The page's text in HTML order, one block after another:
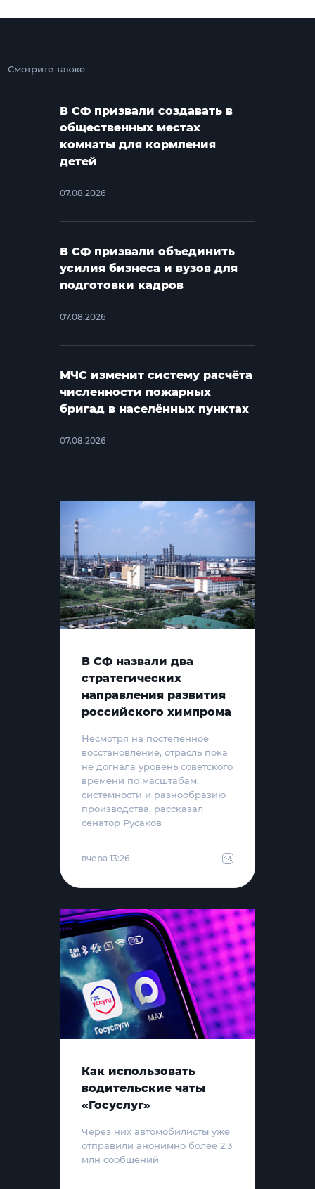
Смотрите также
В СФ призвали создавать в
общественных местах
комнаты для кормления
детей
07.08.2026
В СФ призвали объединить
усилия бизнеса и вузов для
подготовки кадров
07.08.2026
МЧС изменит систему расчёта
численности пожарных
бригад в населённых пунктах
07.08.2026
В СФ назвали два
стратегических
направления развития
российского химпрома
Несмотря на постепенное
восстановление, отрасль пока
не догнала уровень советского
времени по масштабам,
системности и разнообразию
производства, рассказал
сенатор Русаков
вчера 13:26
Как использовать
водительские чаты
«Госуслуг»
Через них автомобилисты уже
отправили анонимно более 2,3
млн сообщений